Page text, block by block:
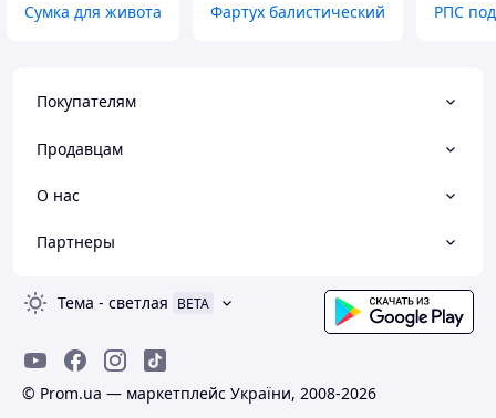
Сумка для живота Фартух балистический РПС
Покупателям
Продавцам
О нас
Партнеры
Тема - светлая BETA
© Prom.ua — маркетплейс України, 2008-2026